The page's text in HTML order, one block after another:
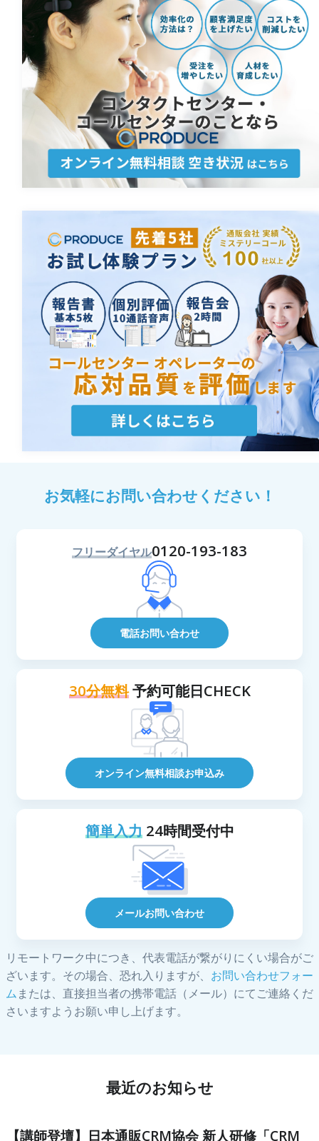
お気軽にお問い合わせください！
フリーダイヤル0120-193-183
電話お問い合わせ
30分無料予約可能日CHECK
オンライン無料相談お申込み
簡単入力24時間受付中
メールお問い合わせ
リモートワーク中につき、代表電話が繋がりにくい場合がご
ざいます。その場合、恐れ入りますが、 お問い合わせフォー
ムまたは、直接担当者の携帯電話（メール）にてご連絡くだ
さいますようお願い申し上げます。
最近のお知らせ
【講師登壇】日本通販CRM協会 新人研修「CRM